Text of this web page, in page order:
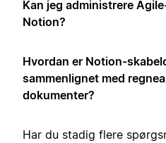
Kan jeg administrere
Notion?
Hvordan er Notion-
sammenlignet med
dokumenter?
Har du stadig flere